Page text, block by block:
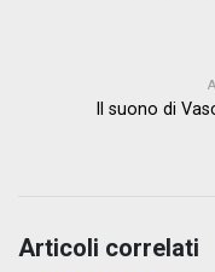
Il suono di
Articoli correlati